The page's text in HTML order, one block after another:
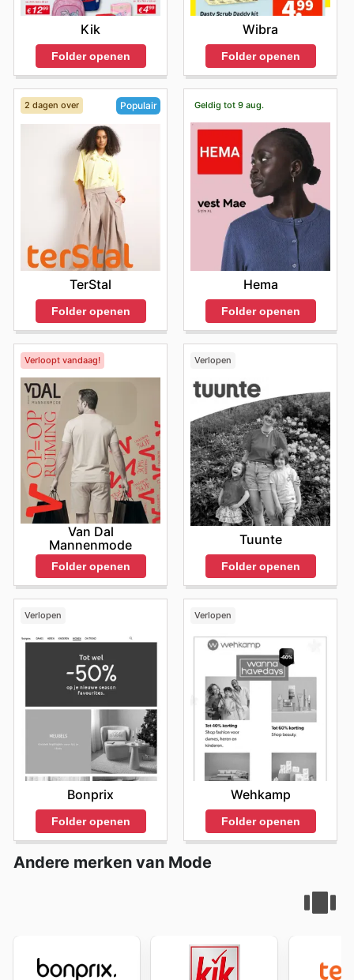
Kik
Folder openen
Wibra
Folder openen
2 dagen over Populair
TerStal
Folder openen
Geldig tot 9 aug.
Hema
Folder openen
Verloopt vandaag!
Van Dal
Mannenmode
Folder openen
Verlopen
Tuunte
Folder openen
Verlopen
Bonprix
Folder openen
Verlopen
Wehkamp
Folder openen
Andere merken van Mode